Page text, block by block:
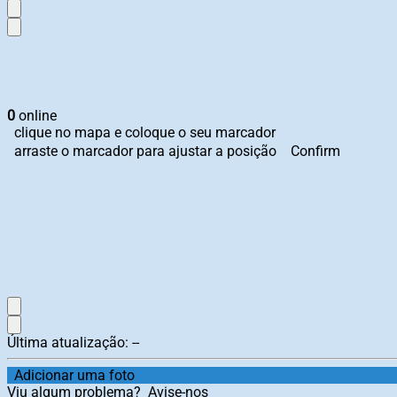
0 online
clique no mapa e coloque o seu marcador
arraste o marcador para ajustar a posição
Confirm
Última atualização: --
Adicionar uma foto
Viu algum problema? Avise-nos